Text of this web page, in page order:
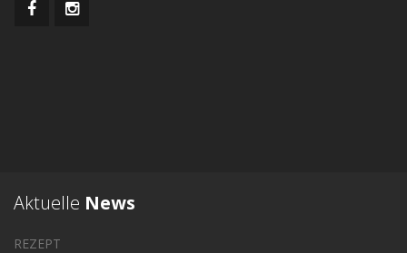
Aktuelle News
REZEPT